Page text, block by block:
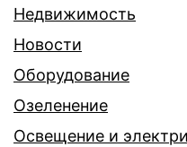
Недвижимость
Новости
Оборудование
Озеленение
Освещение и